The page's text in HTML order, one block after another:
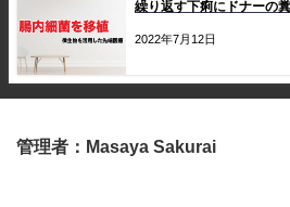
繰り返す下痢にドナーの
2022年7月12日
管理者：Masaya Sakurai